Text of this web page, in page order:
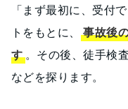
「まず最初に、受付
トをもとに、
事故後
す。その後、徒手検
などを探ります。